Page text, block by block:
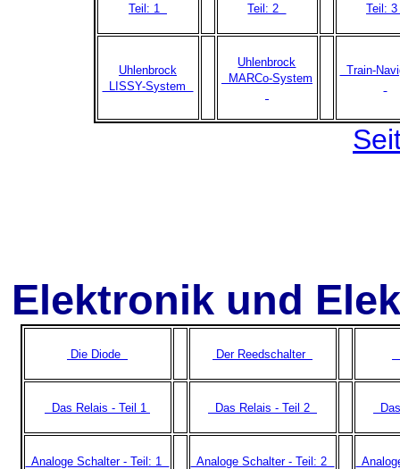
Teil: 1
Teil: 2
Teil:
Uhlenbrock
LISSY-System
Uhlenbrock
MARCo-System
Train-
Elektronik und
Die Diode Der Reedschalter
Das Relais - Teil 1 Das Relais - Teil 2
Analoge Schalter - Teil: 1 Analoge Schalter - Teil: 2